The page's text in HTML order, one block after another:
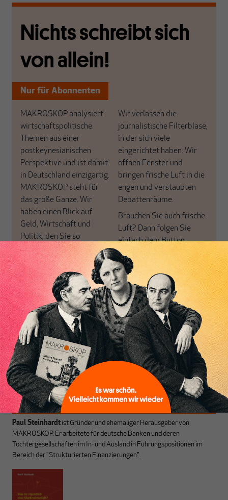
Nichts schreibt sich
von allein!
Nur für Abonnenten
MAKROSKOP analysiert
wirtschaftspolitische
Themen aus einer
postkeynesianischen
Perspektive und ist damit
in Deutschland einzigartig.
MAKROSKOP steht für
das große Ganze. Wir
haben einen Blick auf
Geld, Wirtschaft und
Politik, den Sie so
woanders nicht finden.
Dabei leben wir von
unseren Autoren, ihren
Recherchen, ihrem Wissen
und ihrem Enthusiasmus.
Gemeinsam scheren wir
aus den schmaler
werdenden Leitplanken
des Denkens aus.
Wir verlassen die
journalistische Filterblase,
in der sich viele
eingerichtet haben. Wir
öffnen Fenster und
bringen frische Luft in die
engen und verstaubten
Debattenräume.
Brauchen Sie auch frische
Luft? Dann folgen Sie
einfach dem Button.
ABONNIEREN SIE
MAKROSKOP
Schon Abonnent? Dann
hiereinloggen!
Paul Steinhardt ist Gründer und ehemaliger Herausgeber von
MAKROSKOP. Er arbeitete für deutsche Banken und deren
Tochtergesellschaften im In- und Ausland in Führungspositionen im
Bereich der "Strukturierten Finanzierungen".